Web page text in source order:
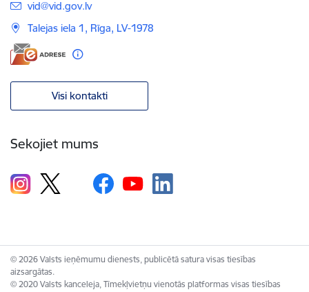
E-pasts:
vid@vid.gov.lv
Talejas iela 1, Rīga, LV-1978
Visi kontakti
Sekojiet mums
© 2026 Valsts ieņēmumu dienests, publicētā satura visas tiesības
aizsargātas.
© 2020 Valsts kanceleja, Tīmekļvietņu vienotās platformas visas tiesības